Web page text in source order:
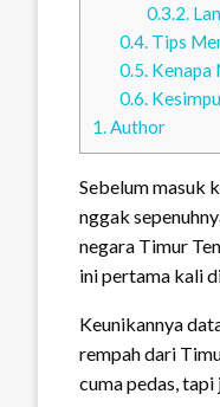
0.3.2.
0.4.Tips
0.5.Kenapa
0.6.
1.Author
Sebelum masuk
nggak
negara Timur
ini pertama kali
Keunikannya
rempah dari
cuma pedas,